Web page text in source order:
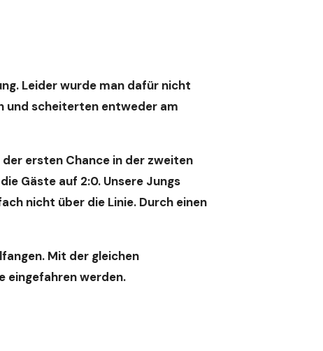
Leider wurde man dafür nicht
und scheiterten entweder am
ersten Chance in der zweiten
Gäste auf 2:0. Unsere Jungs
nicht über die Linie. Durch einen
Mit der gleichen
eingefahren werden.